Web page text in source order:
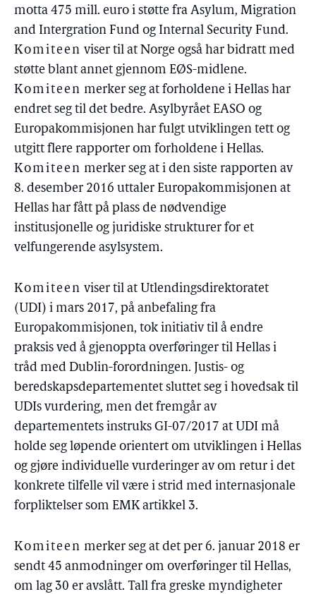
motta 475 mill. euro i støtte fra Asylum, Migration
and Intergration Fund og Internal Security Fund.
Komiteen viser til at Norge også har bidratt med
støtte blant annet gjennom EØS-midlene.
Komiteen merker seg at forholdene i Hellas har
endret seg til det bedre. Asylbyrået EASO og
Europakommisjonen har fulgt utviklingen tett og
utgitt flere rapporter om forholdene i Hellas.
Komiteen merker seg at i den siste rapporten av
8. desember 2016 uttaler Europakommisjonen at
Hellas har fått på plass de nødvendige
institusjonelle og juridiske strukturer for et
velfungerende asylsystem.
Komiteen viser til at Utlendingsdirektoratet
(UDI) i mars 2017, på anbefaling fra
Europakommisjonen, tok initiativ til å endre
praksis ved å gjenoppta overføringer til Hellas i
tråd med Dublin-forordningen. Justis- og
beredskapsdepartementet sluttet seg i hovedsak til
UDIs vurdering, men det fremgår av
departementets instruks GI-07/2017 at UDI må
holde seg løpende orientert om utviklingen i Hellas
og gjøre individuelle vurderinger av om retur i det
konkrete tilfelle vil være i strid med internasjonale
forpliktelser som EMK artikkel 3.
Komiteen merker seg at det per 6. januar 2018 er
sendt 45 anmodninger om overføringer til Hellas,
om lag 30 er avslått. Tall fra greske myndigheter